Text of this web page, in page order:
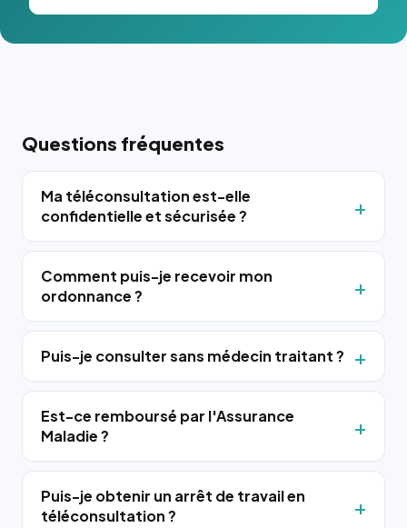
Questions fréquentes
Ma téléconsultation est-elle
confidentielle et sécurisée ?
Comment puis-je recevoir mon
ordonnance ?
Puis-je consulter sans médecin traitant ?
Est-ce remboursé par l'Assurance
Maladie ?
Puis-je obtenir un arrêt de travail en
téléconsultation ?